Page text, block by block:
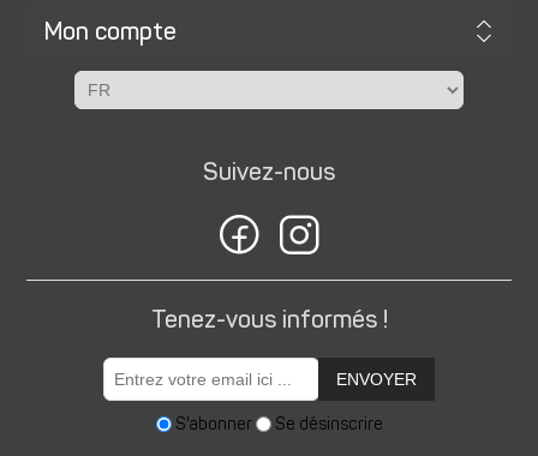
Mon compte
Suivez-nous
Tenez-vous informés !
ENVOYER
S'abonner Se désinscrire